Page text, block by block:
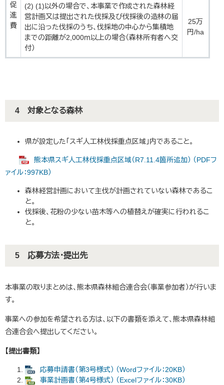
促
進
費
(2) (1)以外の場合で、本事業で作成された森林経
営計画又は提出された伐採及び伐採後の造林の届
出に沿った伐採のうち、伐採地の中心から集積地
までの距離が2,000ｍ以上の場合（森林所有者へ交
付）
25万
円/ha
4 対象となる森林
県が設定した「スギ人工林伐採重点区域」内であること。
熊本県スギ人工林伐採重点区域（R7.11.4箇所追加） （PDFフ
ァイル：997KB）
森林経営計画において主伐が計画されていない森林であるこ
と。
伐採後、花粉の少ない苗木等への植替えが確実に行われるこ
と。
5 応募方法・提出先
本事業の取りまとめは、熊本県森林組合連合会（事業参加者）が行いま
す。
事業への参加を希望される方は、以下の書類を添えて、熊本県森林組
合連合会へ提出してください。
【提出書類】
応募申請書（第3号様式） （Wordファイル：20KB）
事業計画書（第4号様式） （Excelファイル：30KB）